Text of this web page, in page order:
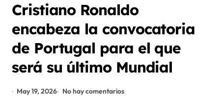
Cristiano Ronaldo
encabeza la convocatoria
de Portugal para el que
será su último Mundial
May 19, 2026 No hay comentarios